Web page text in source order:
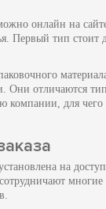
онлайн на
Первый тип стоит
Они отличаются
компании, для
на